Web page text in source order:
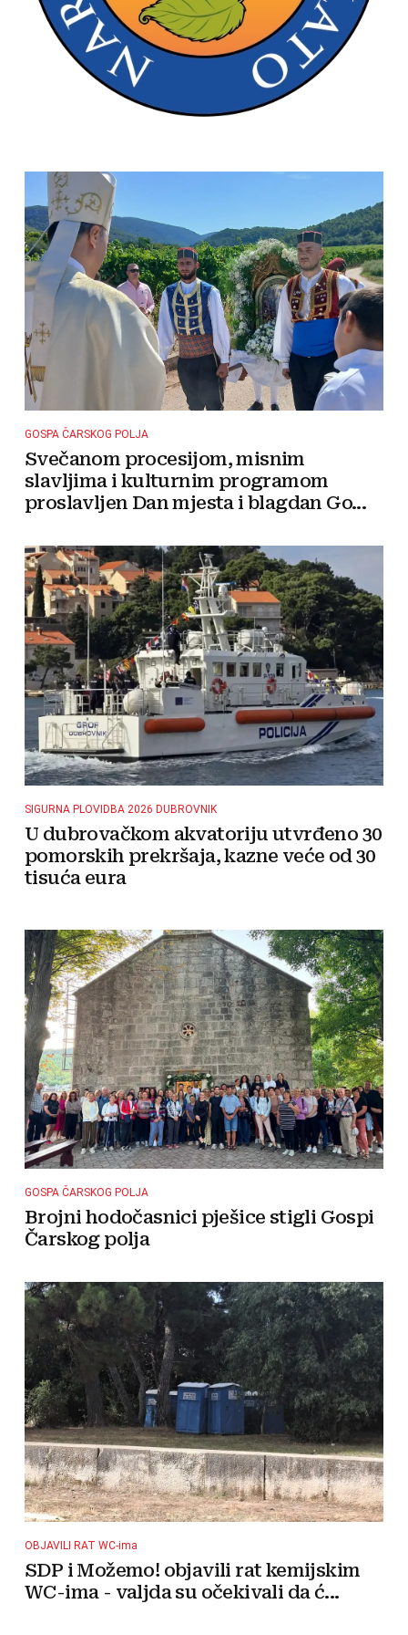
GOSPA ČARSKOG POLJA
Svečanom procesijom, misnim
slavljima i kulturnim programom
proslavljen Dan mjesta i blagdan Go...
SIGURNA PLOVIDBA 2026 DUBROVNIK
U dubrovačkom akvatoriju utvrđeno 30
pomorskih prekršaja, kazne veće od 30
tisuća eura
GOSPA ČARSKOG POLJA
Brojni hodočasnici pješice stigli Gospi
Čarskog polja
OBJAVILI RAT WC-ima
SDP i Možemo! objavili rat kemijskim
WC-ima - valjda su očekivali da ć...